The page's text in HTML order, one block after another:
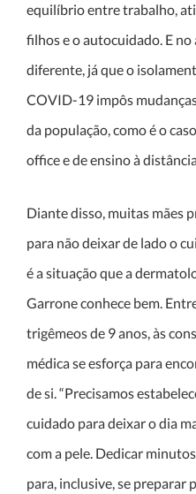
equilíbrio entre trabalho,
filhos e o autocuidado. E
diferente, já que o
COVID-19 impôs
da população, como é o
office e de ensino à
Diante disso, muitas mães
para não deixar de lado o
é a situação que a
Garrone conhece bem.
trigêmeos de 9 anos, às
médica se esforça para
de si. “Precisamos
cuidado para deixar o dia
com a pele. Dedicar
para, inclusive, se preparar